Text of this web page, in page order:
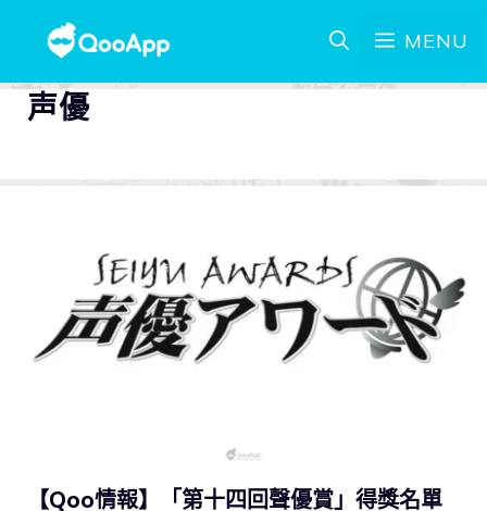
MENU
声優
【Qoo情報】「第十四回聲優賞」得獎名單